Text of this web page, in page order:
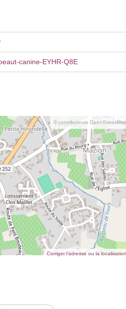
canine-EYHR-Q8E
© contributeurs OpenStreetMap
Corriger l’adresse ou la localisation